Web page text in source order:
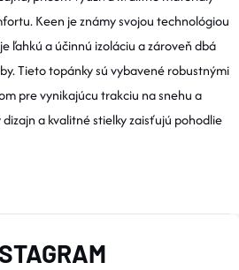
Keen je známy svojou technológiou
ľahkú a účinnú izoláciu a zároveň dbá
Tieto topánky sú vybavené robustnými
pre vynikajúcu trakciu na snehu a
a kvalitné stielky zaisťujú pohodlie